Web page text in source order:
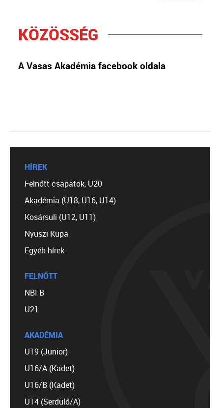
KÖZÖSSÉG
A Vasas Akadémia facebook oldala
HÍREK
Felnőtt csapatok, U20
Akadémia (U18, U16, U14)
Kosársuli (U12, U11)
Nyuszi Kupa
Egyéb hírek
FELNŐTT
NBI B
U21
AKADÉMIA
U19 (Junior)
U16/A (Kadet)
U16/B (Kadet)
U14 (Serdülő/A)